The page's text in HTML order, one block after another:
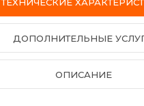
ДОПОЛНИТЕЛЬНЫЕ
ОПИСАНИЕ